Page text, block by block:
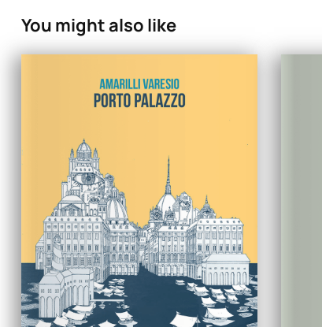
You might also like